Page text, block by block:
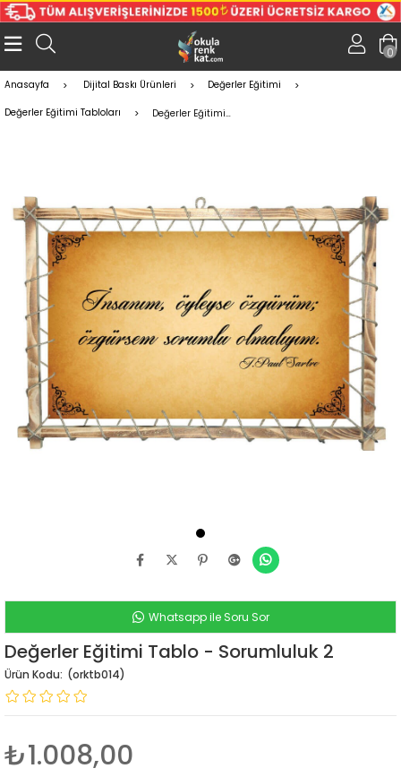
0
Anasayfa Dijital Baskı Ürünleri Değerler Eğitimi
Değerler Eğitimi Tabloları Değerler Eğitimi Tablo - Sorumluluk 2
Whatsapp ile Soru Sor
Değerler Eğitimi Tablo - Sorumluluk 2
(orktb014)
₺1.008,00